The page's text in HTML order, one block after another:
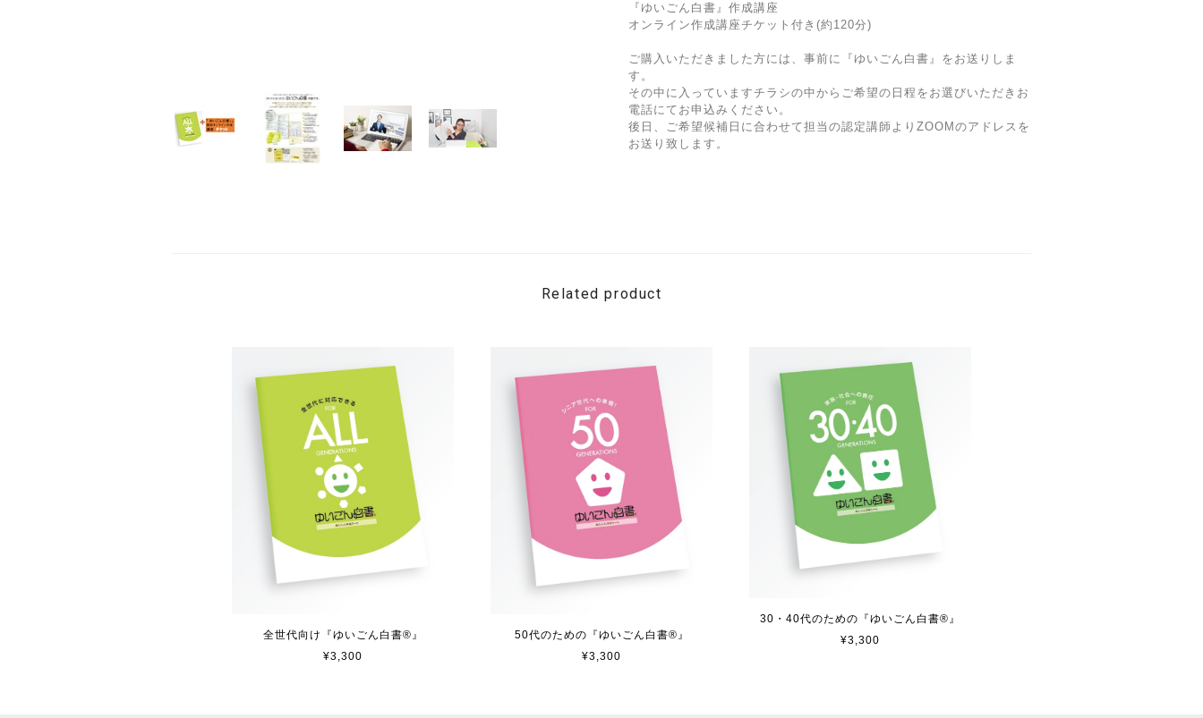
『ゆいごん白書』作成講座
オンライン作成講座チケット付き(約120分)
ご購入いただきました方には、事前に『ゆいごん白書』をお送りしま
す。
その中に入っていますチラシの中からご希望の日程をお選びいただきお
電話にてお申込みください。
後日、ご希望候補日に合わせて担当の認定講師よりZOOMのアドレスを
お送り致します。
Related product
全世代向け『ゆいごん白書®︎』
¥3,300
50代のための『ゆいごん白書®』
¥3,300
30・40代のための『ゆいごん白書®』
¥3,300